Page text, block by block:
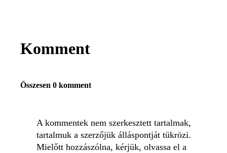
Komment
Összesen 0 komment
A kommentek nem szerkesztett tartalmak,
tartalmuk a szerzőjük álláspontját tükrözi.
Mielőtt hozzászólna, kérjük, olvassa el a